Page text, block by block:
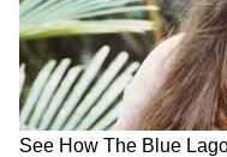
12 जनवरी का राशिफल, शुक्र के
राशि बदलने से 4 राशियों की